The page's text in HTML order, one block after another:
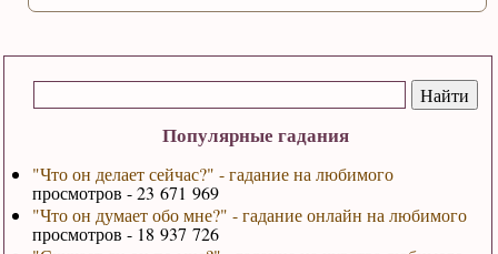
Популярные гадания
"Что он делает сейчас?" - гадание на любимого
просмотров - 23 671 969
"Что он думает обо мне?" - гадание онлайн на любимого
просмотров - 18 937 726